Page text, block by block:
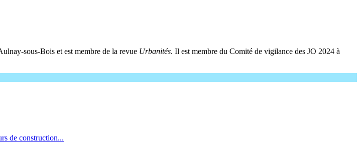
sous-Bois et est membre de la revue Urbanités. Il est membre du Comité de vigilance des JO 2024 à
de construction...